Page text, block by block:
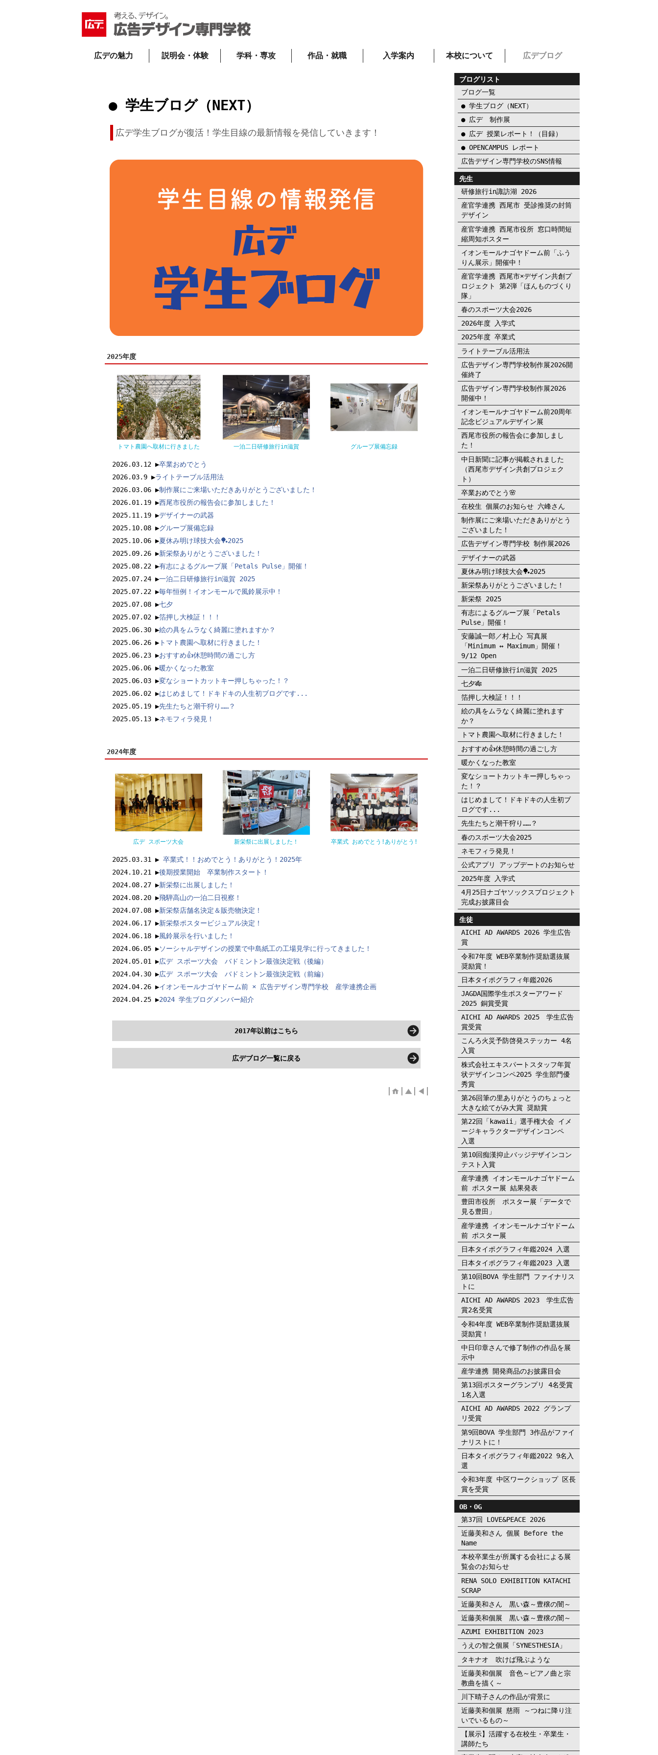
広デの魅力 説明会・体験 学科・専攻 作品・就職 入学案内 本校について 広デブログ
● 学生ブログ（NEXT）
広デ学生ブログが復活！学生目線の最新情報を発信していきます！
2025年度
トマト農園へ取材に行きました 一泊二日研修旅行in滋賀 グループ展備忘録
2026.03.12 ▶︎卒業おめでとう
2026.03.9 ▶︎ライトテーブル活用法
2026.03.06 ▶︎制作展にご来場いただきありがとうございました！
2026.01.19 ▶︎西尾市役所の報告会に参加しました！
2025.11.19 ▶︎デザイナーの武器
2025.10.08 ▶︎グループ展備忘録
2025.10.06 ▶︎夏休み明け球技大会🏓2025
2025.09.26 ▶︎新栄祭ありがとうございました！
2025.08.22 ▶︎有志によるグループ展「Petals Pulse」開催！
2025.07.24 ▶︎一泊二日研修旅行in滋賀 2025
2025.07.22 ▶︎毎年恒例！イオンモールで風鈴展示中！
2025.07.08 ▶︎七夕
2025.07.02 ▶︎箔押し大検証！！！
2025.06.30 ▶︎絵の具をムラなく綺麗に塗れますか？
2025.06.26 ▶︎トマト農園へ取材に行きました！
2025.06.23 ▶︎おすすめ👍休憩時間の過ごし方
2025.06.06 ▶︎暖かくなった教室
2025.06.03 ▶︎変なショートカットキー押しちゃった！？
2025.06.02 ▶︎はじめまして！ドキドキの人生初ブログです...
2025.05.19 ▶︎先生たちと潮干狩り……？
2025.05.13 ▶︎ネモフィラ発見！
2024年度
広デ スポーツ大会 新栄祭に出展しました！ 卒業式 おめでとう!ありがとう!
2025.03.31 ▶ 卒業式！！おめでとう！ありがとう！2025年
2024.10.21 ▶後期授業開始 卒業制作スタート！
2024.08.27 ▶新栄祭に出展しました！
2024.08.20 ▶飛騨高山の一泊二日視察！
2024.07.08 ▶新栄祭店舗名決定＆販売物決定！
2024.06.17 ▶新栄祭ポスタービジュアル決定！
2024.06.18 ▶風鈴展示を行いました！
2024.06.05 ▶ソーシャルデザインの授業で中島紙工の工場見学に行ってきました！
2024.05.01 ▶広デ スポーツ大会 バドミントン最強決定戦（後編）
2024.04.30 ▶広デ スポーツ大会 バドミントン最強決定戦（前編）
2024.04.26 ▶イオンモールナゴヤドーム前 × 広告デザイン専門学校 産学連携企画
2024.04.25 ▶2024 学生ブログメンバー紹介
2017年以前はこちら
広デブログ一覧に戻る
ブログリスト
ブログ一覧
● 学生ブログ（NEXT）
● 広デ 制作展
● 広デ 授業レポート！（目録）
● OPENCAMPUS レポート
広告デザイン専門学校のSNS情報
先生
研修旅行in諏訪湖 2026
産官学連携 西尾市 受診推奨の封筒
デザイン
産官学連携 西尾市役所 窓口時間短
縮周知ポスター
イオンモールナゴヤドーム前「ふう
りん展示」開催中！
産官学連携 西尾市×デザイン共創プ
ロジェクト 第2弾「ほんものづくり
隊」
春のスポーツ大会2026
2026年度 入学式
2025年度 卒業式
ライトテーブル活用法
広告デザイン専門学校制作展2026開
催終了
広告デザイン専門学校制作展2026
開催中！
イオンモールナゴヤドーム前20周年
記念ビジュアルデザイン展
西尾市役所の報告会に参加しまし
た！
中日新聞に記事が掲載されました
（西尾市デザイン共創プロジェク
ト）
卒業おめでとう🌸
在校生 個展のお知らせ 六峰さん
制作展にご来場いただきありがとう
ございました！
広告デザイン専門学校 制作展2026
デザイナーの武器
夏休み明け球技大会🏓2025
新栄祭ありがとうございました！
新栄祭 2025
有志によるグループ展「Petals
Pulse」開催！
安藤誠一郎／村上心 写真展
「Minimum ↔︎ Maximum」開催！
9/12 Open
一泊二日研修旅行in滋賀 2025
七夕🎋
箔押し大検証！！！
絵の具をムラなく綺麗に塗れます
か？
トマト農園へ取材に行きました！
おすすめ👍休憩時間の過ごし方
暖かくなった教室
変なショートカットキー押しちゃっ
た！？
はじめまして！ドキドキの人生初ブ
ログです...
先生たちと潮干狩り……？
春のスポーツ大会2025
ネモフィラ発見！
公式アプリ アップデートのお知らせ
2025年度 入学式
4月25日ナゴヤソックスプロジェクト
完成お披露目会
生徒
AICHI AD AWARDS 2026 学生広告
賞
令和7年度 WEB卒業制作奨励選抜展
奨励賞！
日本タイポグラフィ年鑑2026
JAGDA国際学生ポスターアワード
2025 銅賞受賞
AICHI AD AWARDS 2025 学生広告
賞受賞
こんろ火災予防啓発ステッカー 4名
入賞
株式会社エキスパートスタッフ年賀
状デザインコンペ2025 学生部門優
秀賞
第26回筆の里ありがとうのちょっと
大きな絵てがみ大賞 奨励賞
第22回「kawaii」選手権大会 イメ
ージキャラクターデザインコンペ
入選
第10回痴漢抑止バッジデザインコン
テスト入賞
産学連携 イオンモールナゴヤドーム
前 ポスター展 結果発表
豊田市役所 ポスター展「データで
見る豊田」
産学連携 イオンモールナゴヤドーム
前 ポスター展
日本タイポグラフィ年鑑2024 入選
日本タイポグラフィ年鑑2023 入選
第10回BOVA 学生部門 ファイナリス
トに
AICHI AD AWARDS 2023 学生広告
賞2名受賞
令和4年度 WEB卒業制作奨励選抜展
奨励賞！
中日印章さんで修了制作の作品を展
示中
産学連携 開発商品のお披露目会
第13回ポスターグランプリ 4名受賞
1名入選
AICHI AD AWARDS 2022 グランプ
リ受賞
第9回BOVA 学生部門 3作品がファイ
ナリストに！
日本タイポグラフィ年鑑2022 9名入
選
令和3年度 中区ワークショップ 区長
賞を受賞
OB・OG
第37回 LOVE&PEACE 2026
近藤美和さん 個展 Before the
Name
本校卒業生が所属する会社による展
覧会のお知らせ
RENA SOLO EXHIBITION KATACHI
SCRAP
近藤美和さん 黒い森～豊穣の闇～
近藤美和個展 黒い森～豊穣の闇～
AZUMI EXHIBITION 2023
うえの智之個展「SYNESTHESIA」
タキナオ 吹けば飛ぶような
近藤美和個展 音色～ピアノ曲と宗
教曲を描く～
川下晴子さんの作品が背景に
近藤美和個展 慈雨 ～つねに降り注
いでいるもの～
【展示】活躍する在校生・卒業生・
講師たち